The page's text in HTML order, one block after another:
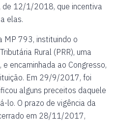
de 12/1/2018, que incentiva
elas.
793, instituindo o
Rural (PRR), uma
encaminhada ao Congresso,
Em 29/9/2017, foi
alguns preceitos daquele
lo. O prazo de vigência da
em 28/11/2017,